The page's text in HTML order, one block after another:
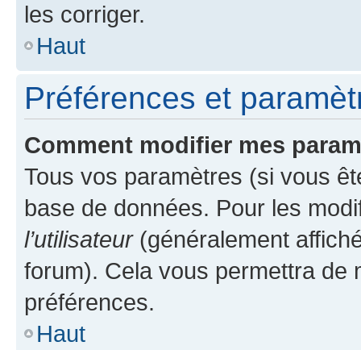
les corriger.
Haut
Préférences et
Comment modifier mes
Tous vos paramètres (si vous
base de données. Pour les
l’utilisateur(généralement
forum). Cela vous permettra de
préférences.
Haut